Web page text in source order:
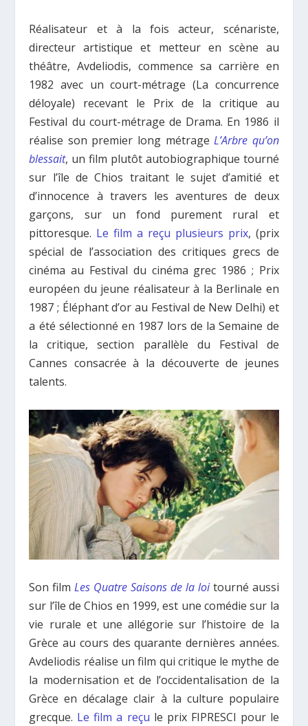
Réalisateur et à la fois acteur, scénariste,
directeur artistique et metteur en scène au
théâtre, Avdeliodis, commence sa carrière en
1982 avec un court-métrage (La concurrence
déloyale) recevant le Prix de la critique au
Festival du court-métrage de Drama. En 1986 il
réalise son premier long métrageL’Arbre qu’on
blessait, un film plutôt autobiographique tourné
sur l’île de Chios traitant le sujet d’amitié et
d’innocence à travers les aventures de deux
garçons, sur un fond purement rural et
pittoresque. Le film a reçu plusieurs prix, (prix
spécial de l’association des critiques grecs de
cinéma au Festival du cinéma grec 1986 ; Prix
européen du jeune réalisateur à la Berlinale en
1987 ; Éléphant d’or au Festival de New Delhi) et
a été sélectionné en 1987 lors de la Semaine de
la critique, section parallèle du Festival de
Cannes consacrée à la découverte de jeunes
talents.
Son filmLes Quatre Saisons de la loitourné aussi
sur l’île de Chios en 1999, est une comédie sur la
vie rurale et une allégorie sur l’histoire de la
Grèce au cours des quarante dernières années.
Avdeliodis réalise un film qui critique le mythe de
la modernisation et de l’occidentalisation de la
Grèce en décalage clair à la culture populaire
grecque. Le film a reçu le prix FIPRESCI pour le